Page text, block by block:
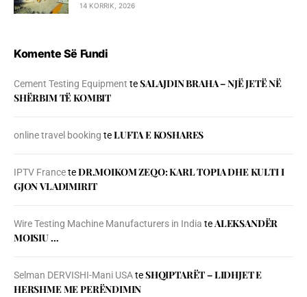
14 KORRIK, 2026
Komente Së Fundi
Cement Testing Equipment teSALAJDIN BRAHA – NJЁ JETЁ NЁ
SHЁRBIM TЁ KOMBIT
online travel booking teLUFTA E KOSHARES
IPTV FranceteDR.MOIKOM ZEQO: KARL TOPIA DHE KULTI I
GJON VLADIMIRIT
Wire Testing Machine Manufacturers in India teALEKSANDËR
MOISIU …
Selman DERVISHI-Mani USAteSHQIPTARËT – LIDHJET E
HERSHME ME PERËNDIMIN